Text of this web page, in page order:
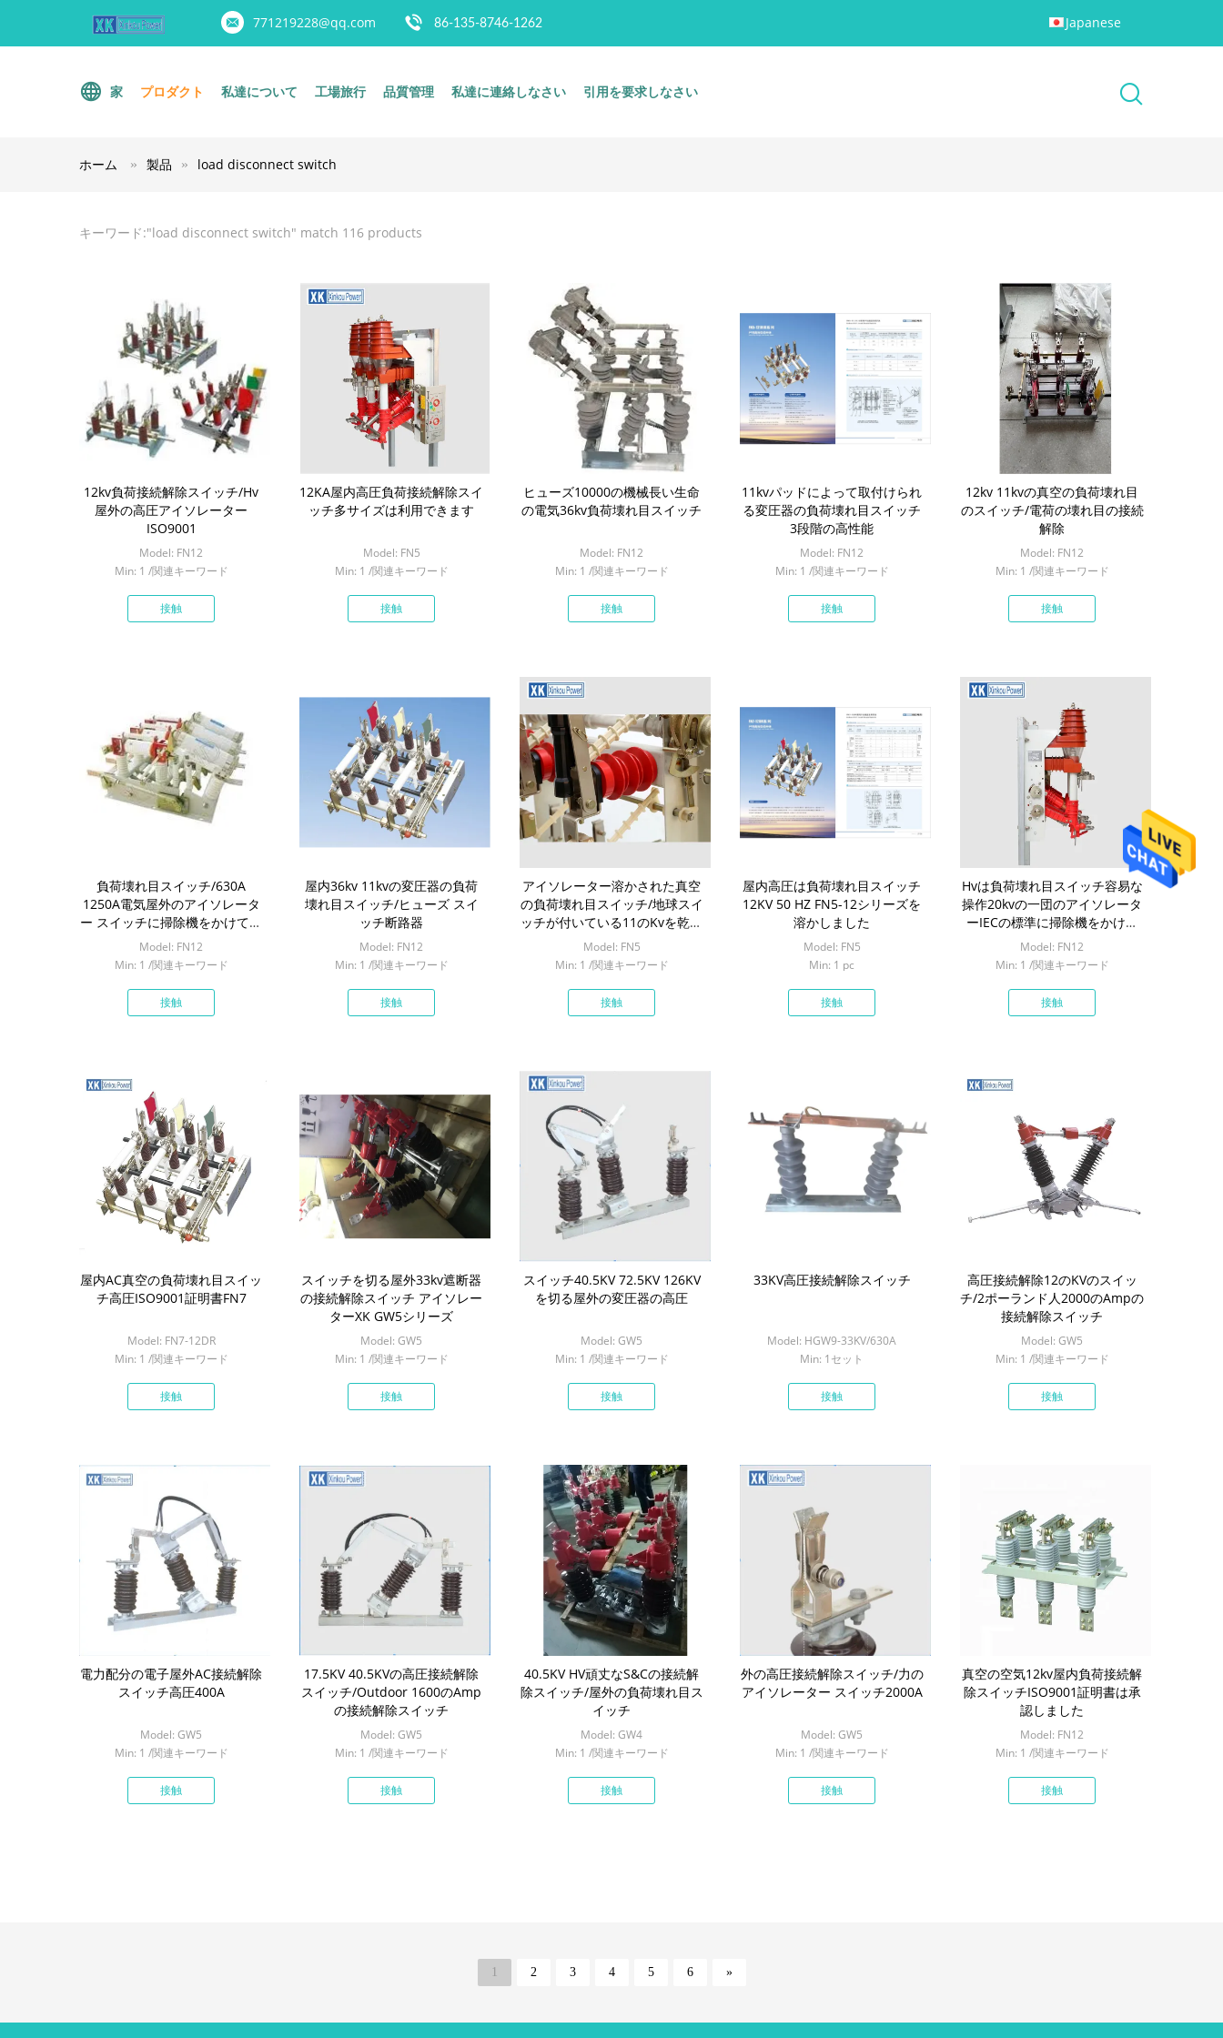
771219228@qq.com 86-135-8746-1262 Japanese
家 プロダクト 私達について 工場旅行 品質管理 私達に連絡しなさい 引用を要求しなさい
ホーム 製品 load disconnect switch
キーワード:"load disconnect switch" match 116 products
12kv負荷接続解除スイッチ/Hv
屋外の高圧アイソレーター
ISO9001
Model: FN12
Min: 1 /関連キーワード
接触
12KA屋内高圧負荷接続解除スイ
ッチ多サイズは利用できます
Model: FN5
Min: 1 /関連キーワード
接触
ヒューズ10000の機械長い生命
の電気36kv負荷壊れ目スイッチ
Model: FN12
Min: 1 /関連キーワード
接触
11kvパッドによって取付けられ
る変圧器の負荷壊れ目スイッチ
3段階の高性能
Model: FN12
Min: 1 /関連キーワード
接触
12kv 11kvの真空の負荷壊れ目
のスイッチ/電荷の壊れ目の接続
解除
Model: FN12
Min: 1 /関連キーワード
接触
負荷壊れ目スイッチ/630A
1250A電気屋外のアイソレータ
ー スイッチに掃除機をかけて下
さい
Model: FN12
Min: 1 /関連キーワード
接触
屋内36kv 11kvの変圧器の負荷
壊れ目スイッチ/ヒューズ スイ
ッチ断路器
Model: FN12
Min: 1 /関連キーワード
接触
アイソレーター溶かされた真空
の負荷壊れ目スイッチ/地球スイ
ッチが付いている11のKvを乾燥
して下さい
Model: FN5
Min: 1 /関連キーワード
接触
屋内高圧は負荷壊れ目スイッチ
12KV 50 HZ FN5-12シリーズを
溶かしました
Model: FN5
Min: 1 pc
接触
Hvは負荷壊れ目スイッチ容易な
操作20kvの一団のアイソレータ
ーIECの標準に掃除機をかけま
す
Model: FN12
Min: 1 /関連キーワード
接触
屋内AC真空の負荷壊れ目スイッ
チ高圧ISO9001証明書FN7
Model: FN7-12DR
Min: 1 /関連キーワード
接触
スイッチを切る屋外33kv遮断器
の接続解除スイッチ アイソレー
ターXK GW5シリーズ
Model: GW5
Min: 1 /関連キーワード
接触
スイッチ40.5KV 72.5KV 126KV
を切る屋外の変圧器の高圧
Model: GW5
Min: 1 /関連キーワード
接触
33KV高圧接続解除スイッチ
Model: HGW9-33KV/630A
Min: 1セット
接触
高圧接続解除12のKVのスイッ
チ/2ポーランド人2000のAmpの
接続解除スイッチ
Model: GW5
Min: 1 /関連キーワード
接触
電力配分の電子屋外AC接続解除
スイッチ高圧400A
Model: GW5
Min: 1 /関連キーワード
接触
17.5KV 40.5KVの高圧接続解除
スイッチ/Outdoor 1600のAmp
の接続解除スイッチ
Model: GW5
Min: 1 /関連キーワード
接触
40.5KV HV頑丈なS&Cの接続解
除スイッチ/屋外の負荷壊れ目ス
イッチ
Model: GW4
Min: 1 /関連キーワード
接触
外の高圧接続解除スイッチ/力の
アイソレーター スイッチ2000A
Model: GW5
Min: 1 /関連キーワード
接触
真空の空気12kv屋内負荷接続解
除スイッチISO9001証明書は承
認しました
Model: FN12
Min: 1 /関連キーワード
接触
1 2 3 4 5 6 »